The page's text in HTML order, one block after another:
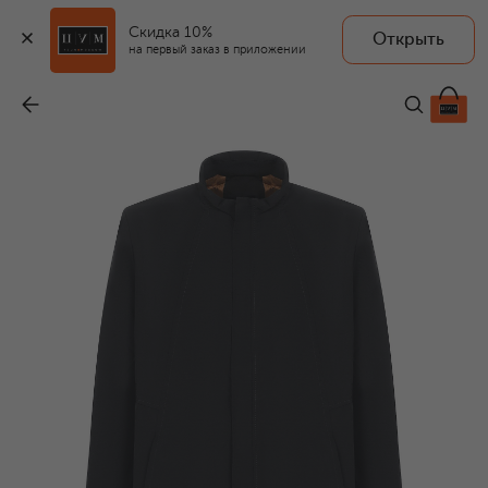
Скидка 10%
на первый заказ в приложении
Открыть
99 050 ₽